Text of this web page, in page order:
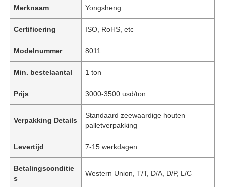
Merknaam Yongsheng
Certificering ISO, RoHS, etc
Modelnummer 8011
Min. bestelaantal 1 ton
Prijs 3000-3500 usd/ton
Verpakking Details
Standaard zeewaardige houten
palletverpakking
Levertijd 7-15 werkdagen
Betalingsconditie
s
Western Union, T/T, D/A, D/P, L/C